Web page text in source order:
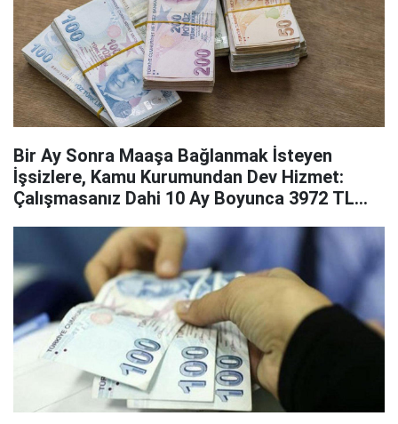
Bir Ay Sonra Maaşa Bağlanmak İsteyen
İşsizlere, Kamu Kurumundan Dev Hizmet:
Çalışmasanız Dahi 10 Ay Boyunca 3972 TL